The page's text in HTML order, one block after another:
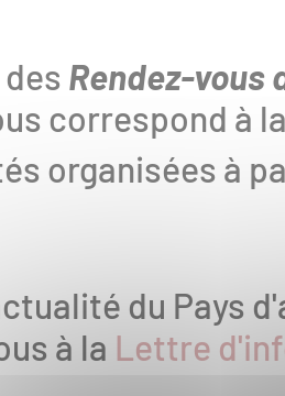
Rendez-vous
correspond à
organisées à
du Pays
à la Lettre